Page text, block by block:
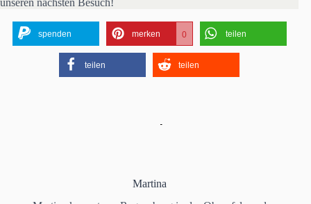
spenden merken 0 teilen
teilen teilen
Martina